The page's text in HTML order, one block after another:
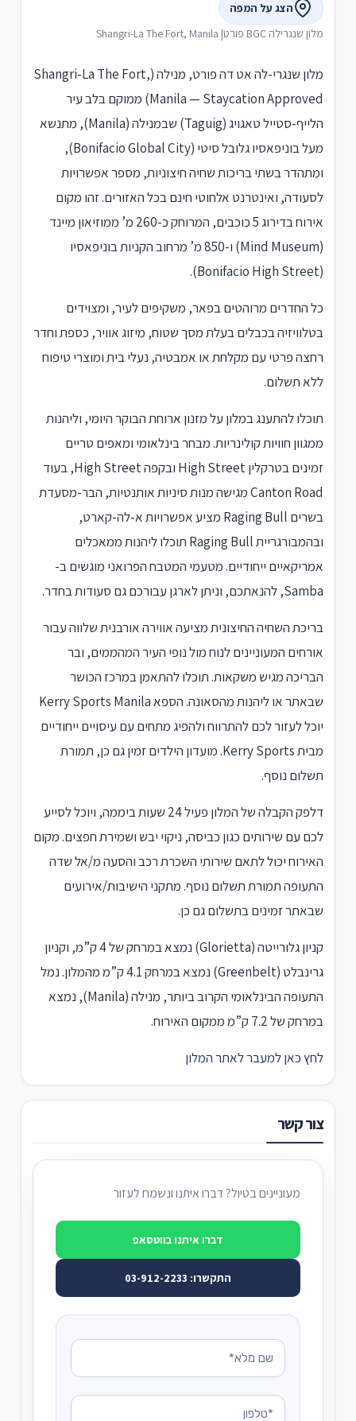
הצג על המפה
מלון שנגרילה BGC פורט| Shangri-La The Fort, Manila
מלון שנגרי-לה אט דה פורט, מנילה (Shangri-La The Fort,
Manila — Staycation Approved) ממוקם בלב עיר
הלייף-סטייל טאגויג (Taguig) שבמנילה (Manila), מתנשא
מעל בוניפאסיו גלובל סיטי (Bonifacio Global City),
ומתהדר בשתי בריכות שחיה חיצוניות, מספר אפשרויות
לסעודה, ואינטרנט אלחוטי חינם בכל האזורים. זהו מקום
אירוח בדירוג 5 כוכבים, המרוחק כ-260 מ’ ממוזיאון מיינד
(Mind Museum) ו-850 מ’ מרחוב הקניות בוניפאסיו
(Bonifacio High Street).
כל החדרים מרוהטים בפאר, משקיפים לעיר, ומצוידים
בטלוויזיה בכבלים בעלת מסך שטוח, מיזוג אוויר, כספת וחדר
רחצה פרטי עם מקלחת או אמבטיה, נעלי בית ומוצרי טיפוח
ללא תשלום.
תוכלו להתענג במלון על מזנון ארוחת הבוקר היומי, וליהנות
ממגוון חוויות קולינריות. מבחר בינלאומי ומאפים טריים
זמינים בטרקלין High Street ובקפה High Street, בעוד
Canton Road מגישה מנות סיניות אותנטיות, הבר-מסעדת
בשרים Raging Bull מציע אפשרויות א-לה-קארט,
ובהמבורגריית Raging Bull תוכלו ליהנות ממאכלים
אמריקאיים ייחודיים. מטעמי המטבח הפרואני מוגשים ב-
Samba, להנאתכם, וניתן לארגן עבורכם גם סעודות בחדר.
בריכת השחיה החיצונית מציעה אווירה אורבנית שלווה עבור
אורחים המעוניינים לנוח מול נופי העיר המהממים, ובר
הבריכה מגיש משקאות. תוכלו להתאמן במרכז הכושר
שבאתר או ליהנות מהסאונה. הספא Kerry Sports Manila
יוכל לעזור לכם להתרווח ולהפיג מתחים עם עיסויים ייחודיים
מבית Kerry Sports. מועדון הילדים זמין גם כן, תמורת
תשלום נוסף.
דלפק הקבלה של המלון פעיל 24 שעות ביממה, ויוכל לסייע
לכם עם שירותים כגון כביסה, ניקוי יבש ושמירת חפצים. מקום
האירוח יכול לתאם שירותי השכרת רכב והסעה מ/אל שדה
התעופה תמורת תשלום נוסף. מתקני הישיבות/אירועים
שבאתר זמינים בתשלום גם כן.
קניון גלורייטה (Glorietta) נמצא במרחק של 4 ק”מ, וקניון
גרינבלט (Greenbelt) נמצא במרחק 4.1 ק”מ מהמלון. נמל
התעופה הבינלאומי הקרוב ביותר, מנילה (Manila), נמצא
במרחק של 7.2 ק”מ ממקום האירוח.
לחץ כאן למעבר לאתר המלון
צור קשר
מעוניינים בטיול? דברו איתנו ונשמח לעזור
דברו איתנו בווטסאפ
התקשרו: 03-912-2233